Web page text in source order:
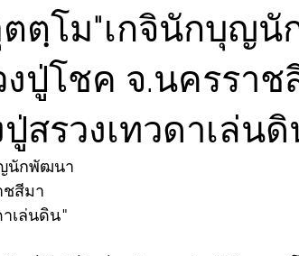
ตฺโม"เกจินักบุญ
ปู่โชค จ.นครราช
สรวงเทวดาเล่นดิ
นักพัฒนา
ชสีมา
เล่นดิน"